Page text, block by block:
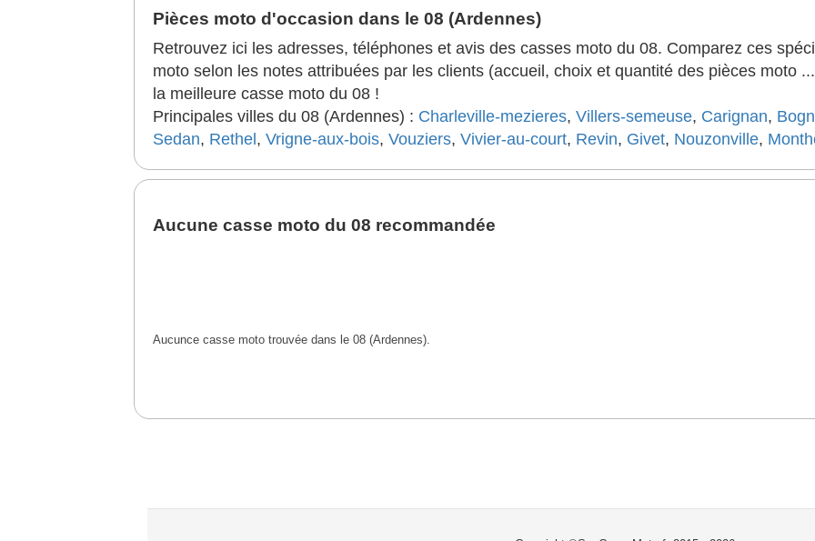
Pièces moto d'occasion dans le 08 (Ardennes)
Retrouvez ici les adresses, téléphones et avis des casses moto du 08. Comparez ces
moto selon les notes attribuées par les clients (accueil, choix et quantité des pièces moto
la meilleure casse moto du 08 !
Principales villes du 08 (Ardennes) : Charleville-mezieres, Villers-semeuse, Carignan,
Sedan, Rethel , Vrigne-aux-bois, Vouziers, Vivier-au-court, Revin, Givet, Nouzonville,
Aucune casse moto du 08 recommandée
Aucunce casse moto trouvée dans le 08 (Ardennes).